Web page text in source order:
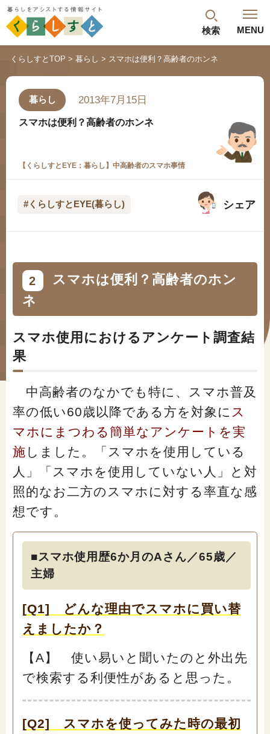
検索 MENU
閉じる
最新記事 閲覧履歴 ランキング
年金のよくあるご質問
#年金広報
#くらしすとEYE(年金)
#ねんきんAtoZ
#年金講座
「年金」に関する記事
「健康」に関する記事
「終活」に関する記事
「家計」に関する記事
くらしすとについて
プライバシーポリシー（個人情報保護方針）
くらしすとTOP 暮らし スマホは便利？高齢者のホンネ
暮らし 2013年7月15日
スマホは便利？高齢者のホンネ
【くらしすとEYE：暮らし】中高齢者のスマホ事情
#くらしすとEYE(暮らし) シェア
2
スマホは便利？高齢者のホン
ネ
スマホ使用におけるアンケート調査結
果
中高齢者のなかでも特に、スマホ普及
率の低い60歳以降である方を対象に ス
マホにまつわる簡単なアンケートを実
施 しました。「スマホを使用している
人」「スマホを使用していない人」と対
照的なお二方のスマホに対する率直な感
想です。
■スマホ使用歴6か月のAさん／65歳／
主婦
[Q1] どんな理由でスマホに買い替
えましたか？
【A】 使い易いと聞いたのと外出先
で検索する利便性があると思った。
[Q2] スマホを使ってみた時の最初